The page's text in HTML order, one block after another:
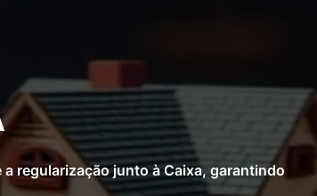
e regularizar seu imóvel junto à Caixa